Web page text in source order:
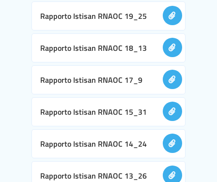
Rapporto Istisan RNAOC 19_25
Rapporto Istisan RNAOC 18_13
Rapporto Istisan RNAOC 17_9
Rapporto Istisan RNAOC 15_31
Rapporto Istisan RNAOC 14_24
Rapporto Istisan RNAOC 13_26